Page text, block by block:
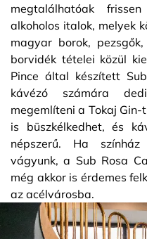
megtalálhatóak
alkoholos italok, melyek
magyar borok,
borvidék tételei közül
Pince által készített
kávézó számára
megemlíteni a Tokaj
is büszkélkedhet, és
népszerű. Ha
vágyunk, a Sub Rosa
még akkor is érdemes
az acélvárosba.